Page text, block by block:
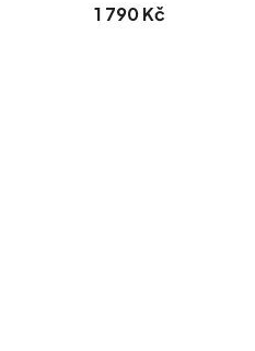
1 790 Kč